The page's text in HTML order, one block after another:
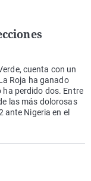
cuenta con un
Roja ha ganado
perdido dos. Entre
las más dolorosas
ante Nigeria en el